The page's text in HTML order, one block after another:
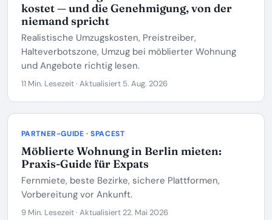
kostet — und die Genehmigung, von der
niemand spricht
Realistische Umzugskosten, Preistreiber,
Halteverbotszone, Umzug bei möblierter Wohnung
und Angebote richtig lesen.
11 Min. Lesezeit · Aktualisiert 5. Aug. 2026
PARTNER-GUIDE · SPACEST
Möblierte Wohnung in Berlin mieten:
Praxis-Guide für Expats
Fernmiete, beste Bezirke, sichere Plattformen,
Vorbereitung vor Ankunft.
9 Min. Lesezeit · Aktualisiert 22. Mai 2026